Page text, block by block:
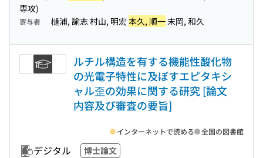
専攻)
寄与者 樋浦, 諭志 村山, 明宏本久, 順一末岡, 和久
ルチル構造を有する機能性酸化物
の光電子特性に及ぼすエピタキシ
ャル歪の効果に関する研究 [論文
内容及び審査の要旨]
デジタル 博士論文
インターネットで読める 全国の図書館